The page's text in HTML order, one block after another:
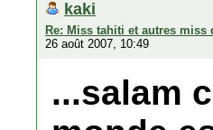
kaki
Re: Miss tahiti et autres miss
26 août 2007, 10:49
...salam